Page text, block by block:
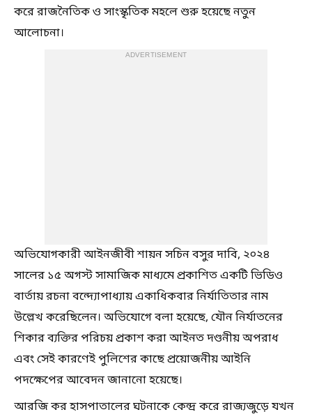
করে রাজনৈতিক ও সাংস্কৃতিক মহলে শুরু হয়েছে নতুন
আলোচনা।
ADVERTISEMENT
অভিযোগকারী আইনজীবী শায়ন সচিন বসুর দাবি, ২০২৪
সালের ১৫ অগস্ট সামাজিক মাধ্যমে প্রকাশিত একটি ভিডিও
বার্তায় রচনা বন্দ্যোপাধ্যায় একাধিকবার নির্যাতিতার নাম
উল্লেখ করেছিলেন। অভিযোগে বলা হয়েছে, যৌন নির্যাতনের
শিকার ব্যক্তির পরিচয় প্রকাশ করা আইনত দণ্ডনীয় অপরাধ
এবং সেই কারণেই পুলিশের কাছে প্রয়োজনীয় আইনি
পদক্ষেপের আবেদন জানানো হয়েছে।
আরজি কর হাসপাতালের ঘটনাকে কেন্দ্র করে রাজ্যজুড়ে যখন